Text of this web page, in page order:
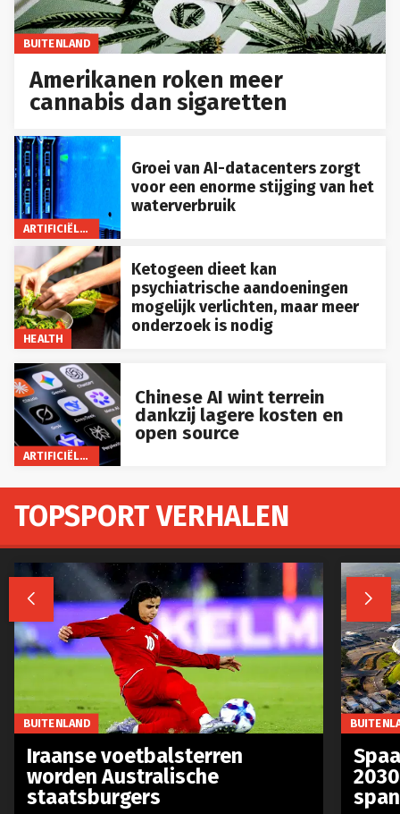
BUITENLAND
Amerikanen roken meer
cannabis dan sigaretten
ARTIFICIËLE INTELLIGENTIE
Groei van AI-datacenters zorgt
voor een enorme stijging van het
waterverbruik
HEALTH
Ketogeen dieet kan
psychiatrische aandoeningen
mogelijk verlichten, maar meer
onderzoek is nodig
ARTIFICIËLE INTELLIGENTIE
Chinese AI wint terrein
dankzij lagere kosten en
open source
TOPSPORT VERHALEN
 
BUITENLAND
Iraanse voetbalsterren
worden Australische
staatsburgers